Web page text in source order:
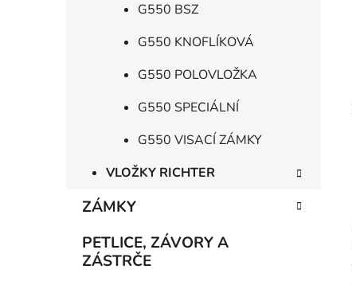
G550 BSZ
G550 KNOFLÍKOVÁ
G550 POLOVLOŽKA
G550 SPECIÁLNÍ
G550 VISACÍ ZÁMKY
VLOŽKY RICHTER
ZÁMKY
PETLICE, ZÁVORY A
ZÁSTRČE